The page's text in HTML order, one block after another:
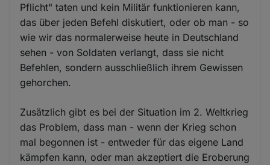
Pflicht" taten und kein Militär funktionieren kann,
das über jeden Befehl diskutiert, oder ob man - so
wie wir das normalerweise heute in Deutschland
sehen - von Soldaten verlangt, dass sie nicht
Befehlen, sondern ausschließlich ihrem Gewissen
gehorchen.
Zusätzlich gibt es bei der Situation im 2. Weltkrieg
das Problem, dass man - wenn der Krieg schon
mal begonnen ist - entweder für das eigene Land
kämpfen kann, oder man akzeptiert die Eroberung